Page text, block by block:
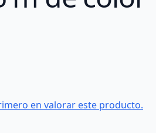
en valorar este producto.